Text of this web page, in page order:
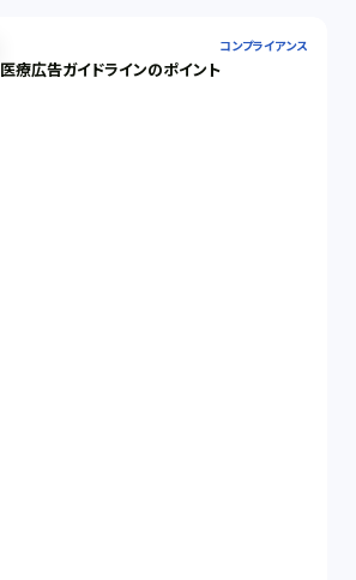
コンプライアンス
医療広告ガイドラインのポイント